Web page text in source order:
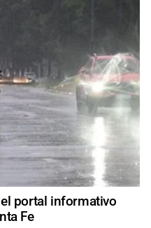
portal informativo
Fe